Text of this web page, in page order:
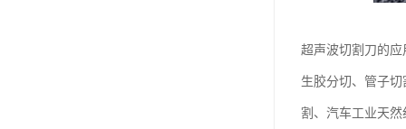
超声波切割刀的应
生胶分切、管子
割、汽车工业天